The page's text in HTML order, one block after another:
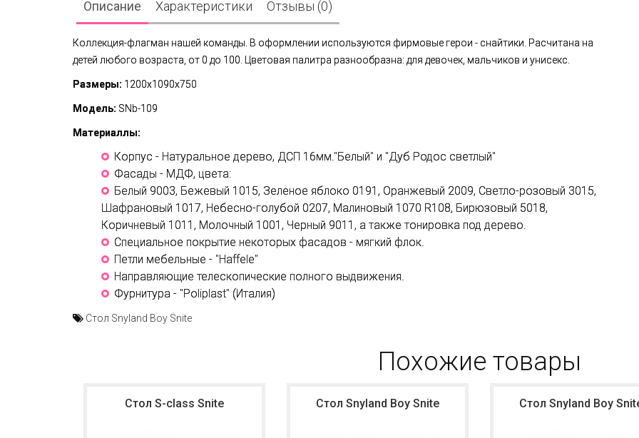
Описание Характеристики Отзывы (0)
Коллекция-флагман нашей команды. В оформлении используются фирмовые герои - снайтики. Расчитана на
детей любого возраста, от 0 до 100. Цветовая палитра разнообразна: для девочек, мальчиков и унисекс.
Размеры: 1200x1090x750
Модель: SNb-109
Материаллы:
Корпус - Натуральное дерево, ДСП 16мм."Белый" и "Дуб Родос светлый"
Фасады - МДФ, цвета:
Белый 9003, Бежевый 1015, Зеленое яблоко 0191, Оранжевый 2009, Светло-розовый 3015,
Шафрановый 1017, Небесно-голубой 0207, Малиновый 1070 R108, Бирюзовый 5018,
Коричневый 1011, Молочный 1001, Черный 9011, а также тонировка под дерево.
Специальное покрытие некоторых фасадов - мягкий флок.
Петли мебельные - "Haffele"
Направляющие телескопические полного выдвижения.
Фурнитура - "Poliplast" (Италия)
Стол Snyland Boy Snite
Похожие товары
Стол S-class Snite Стол Snyland Boy Snite Стол Snyland Boy